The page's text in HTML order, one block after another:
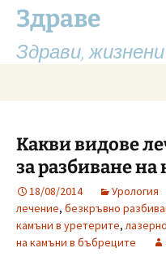
Здраве
Здрави,
Какви видове
за разбиване
18/08/2014 Урология
лечение, безкръвно
камъни в уретерите,
на камъни в бъбреците